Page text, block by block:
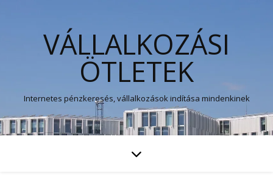
VÁLLALKOZÁSI
ÖTLETEK
Internetes pénzkeresés, vállalkozások indítása mindenkinek